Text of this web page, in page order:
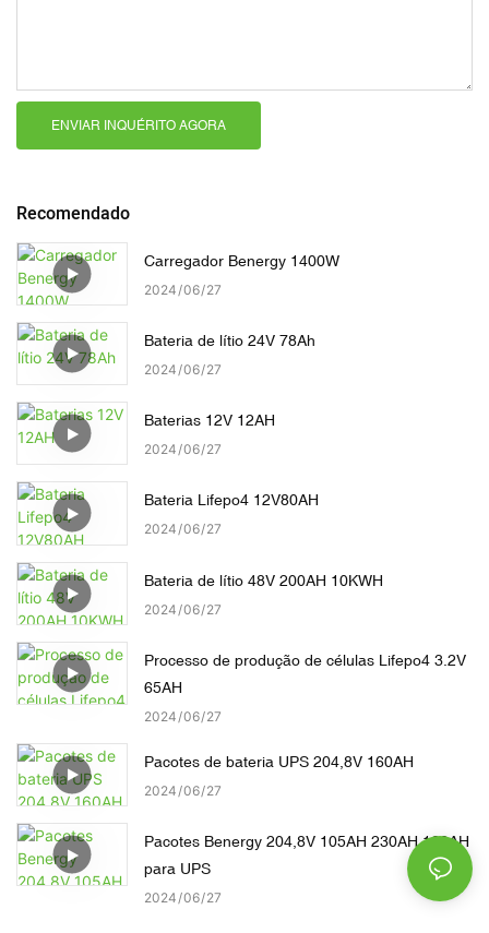
ENVIAR INQUÉRITO AGORA
Recomendado
Carregador Benergy 1400W
2024 06 27
Bateria de lítio 24V 78Ah
2024 06 27
Baterias 12V 12AH
2024 06 27
Bateria Lifepo4 12V80AH
2024 06 27
Bateria de lítio 48V 200AH 10KWH
2024 06 27
Processo de produção de células Lifepo4 3.2V
65AH
2024 06 27
Pacotes de bateria UPS 204,8V 160AH
2024 06 27
Pacotes Benergy 204,8V 105AH 230AH 160AH
para UPS
2024 06 27